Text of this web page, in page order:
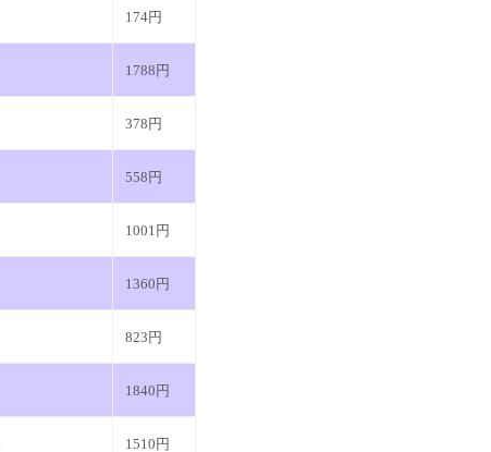
174円
1788円
378円
558円
1001円
1360円
823円
1840円
1510円